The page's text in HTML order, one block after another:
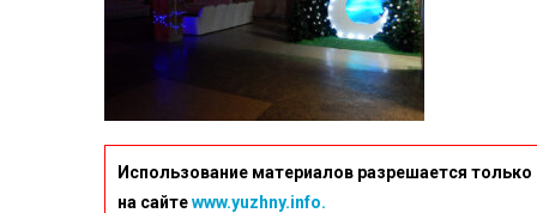
Использование материалов разрешается
на сайтеwww.yuzhny.info.